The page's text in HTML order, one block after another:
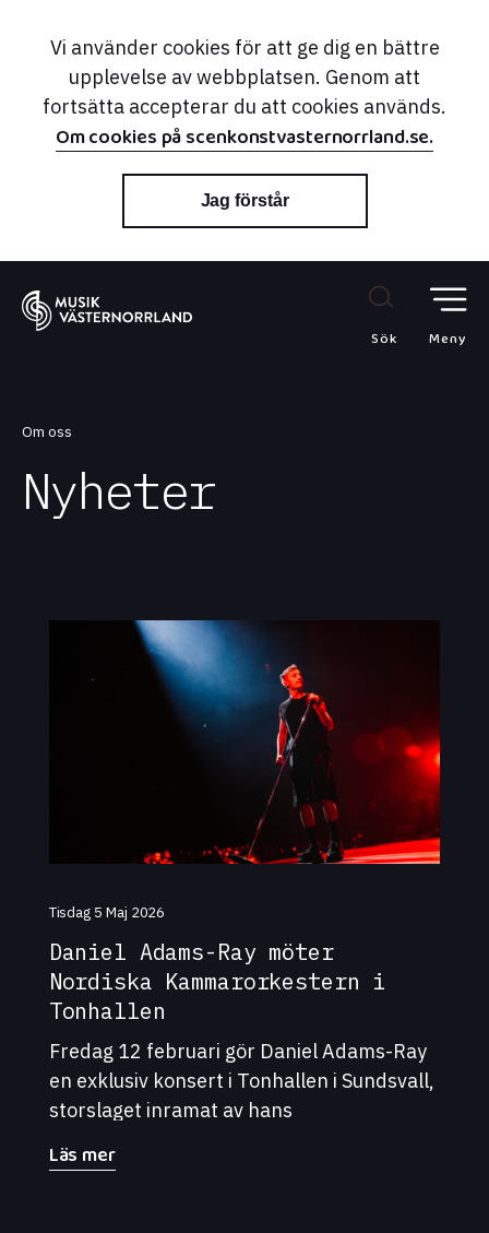
Vi använder cookies för att ge dig en bättre
upplevelse av webbplatsen. Genom att
fortsätta accepterar du att cookies används.
Om cookies på scenkonstvasternorrland.se.
Jag förstår
Sök Meny
Om oss
Nyheter
Tisdag 5 Maj 2026
Daniel Adams-Ray möter
Nordiska Kammarorkestern i
Tonhallen
Fredag 12 februari gör Daniel Adams-Ray
en exklusiv konsert i Tonhallen i Sundsvall,
storslaget inramat av hans
Kammarorkestern. Det blir en kväll där
Läs mer